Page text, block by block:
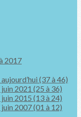
2017
(37 à 46)
2021 (25 à 36)
2015 (13 à 24)
2007 (01 à 12)